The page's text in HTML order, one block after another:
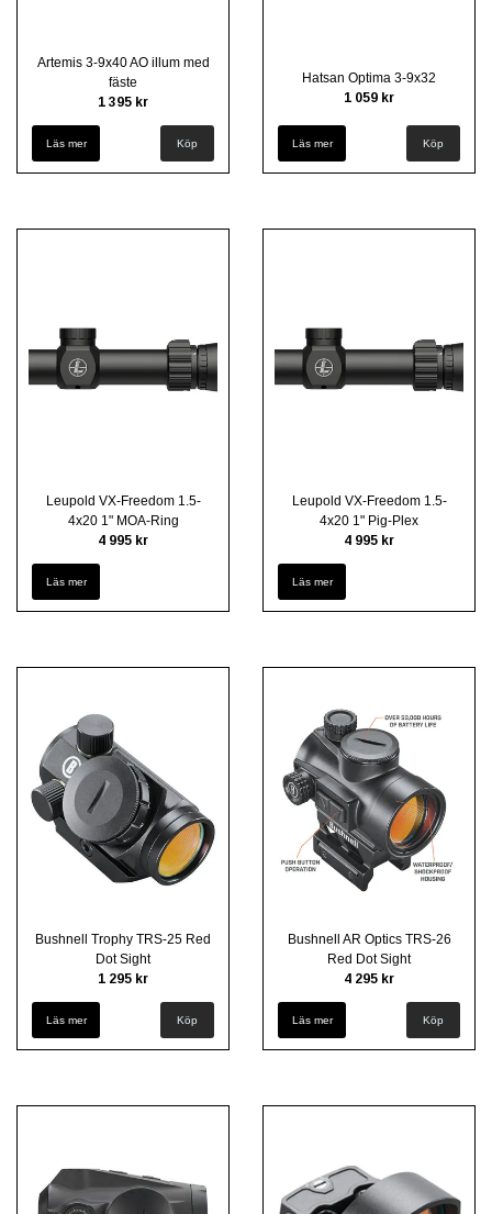
Artemis 3-9x40 AO illum med
fäste
1 395 kr
Läs mer
Hatsan Optima 3-9x32
1 059 kr
Läs mer
Leupold VX-Freedom 1.5-
4x20 1" MOA-Ring
4 995 kr
Läs mer
Leupold VX-Freedom 1.5-
4x20 1" Pig-Plex
4 995 kr
Läs mer
Bushnell Trophy TRS-25 Red
Dot Sight
1 295 kr
Läs mer
Bushnell AR Optics TRS-26
Red Dot Sight
4 295 kr
Läs mer